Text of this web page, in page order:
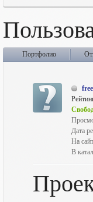
Портфолио
Дата
На
В